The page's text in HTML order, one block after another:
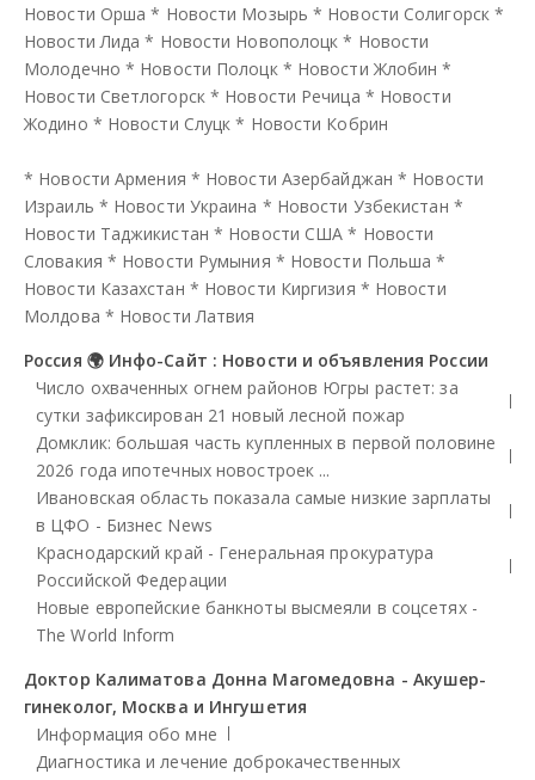
Новости Орша * Новости Мозырь * Новости Солигорск *
Новости Лида * Новости Новополоцк * Новости
Молодечно * Новости Полоцк * Новости Жлобин *
Новости Светлогорск * Новости Речица * Новости
Жодино * Новости Слуцк * Новости Кобрин
* Новости Армения * Новости Азербайджан * Новости
Израиль * Новости Украина * Новости Узбекистан *
Новости Таджикистан * Новости США * Новости
Словакия * Новости Румыния * Новости Польша *
Новости Казахстан * Новости Киргизия * Новости
Молдова * Новости Латвия
Россия 🌍 Инфо-Сайт : Новости и объявления России
Число охваченных огнем районов Югры растет: за
сутки зафиксирован 21 новый лесной пожар
Домклик: большая часть купленных в первой половине
2026 года ипотечных новостроек ...
Ивановская область показала самые низкие зарплаты
в ЦФО - Бизнес News
Краснодарский край - Генеральная прокуратура
Российской Федерации
Новые европейские банкноты высмеяли в соцсетях -
The World Inform
Доктор Калиматова Донна Магомедовна - Акушер-
гинеколог, Москва и Ингушетия
Информация обо мне
Диагностика и лечение доброкачественных